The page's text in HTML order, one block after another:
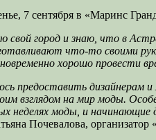
7 сентября в «Маринс
свой город и знаю, что в
что-то своими
хорошо провести
предоставить дизайнерам
взглядом на мир моды.
неделях моды, и начинающие
Почевалова,